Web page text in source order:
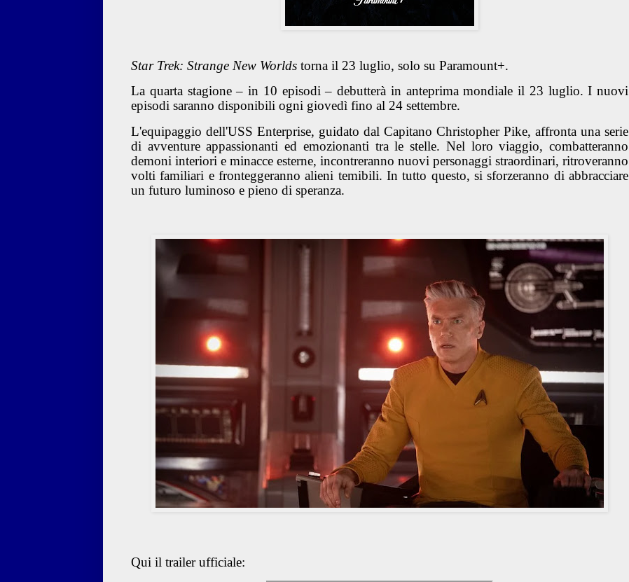
Star Trek: Strange New Worlds torna il 23 luglio, solo su Paramount+.
La quarta stagione – in 10 episodi – debutterà in anteprima mondiale il 23 luglio. I nuovi
episodi saranno disponibili ogni giovedì fino al 24 settembre.
L'equipaggio dell'USS Enterprise, guidato dal Capitano Christopher Pike, affronta una serie
di avventure appassionanti ed emozionanti tra le stelle. Nel loro viaggio, combatteranno
demoni interiori e minacce esterne, incontreranno nuovi personaggi straordinari, ritroveranno
volti familiari e fronteggeranno alieni temibili. In tutto questo, si sforzeranno di abbracciare
un futuro luminoso e pieno di speranza.
Qui il trailer ufficiale: